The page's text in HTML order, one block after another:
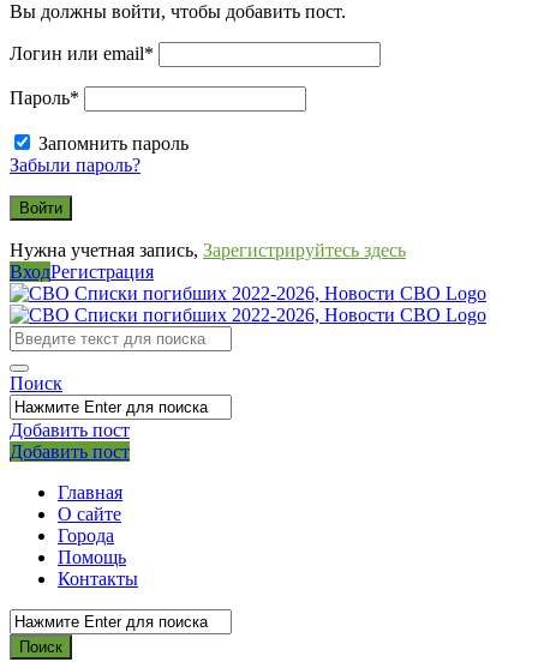
Вы должны войти, чтобы добавить пост.
Логин или email*
Пароль*
Запомнить пароль
Забыли пароль?
Нужна учетная запись, Зарегистрируйтесь здесь
ВходРегистрация
СВО
Списки
погибших
2022-
2026,
Новости
СВО
Поиск
Добавить пост
Мобильное
меню
Выйти
Добавить пост
Главная
О сайте
Города
Помощь
Контакты